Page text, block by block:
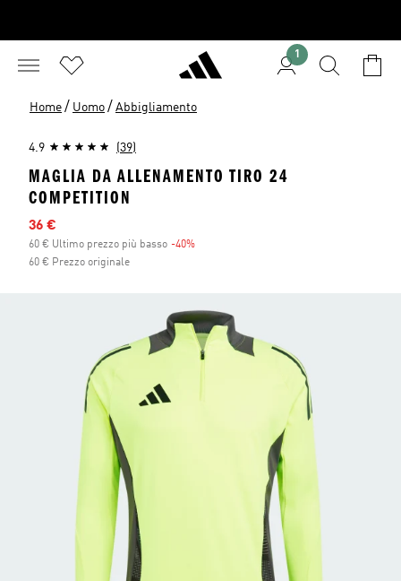
1
Home / Uomo / Abbigliamento
4.9 (39)
MAGLIA DA ALLENAMENTO TIRO 24
COMPETITION
Prezzo scontato
36 €
60 € Ultimo prezzo più basso -40%
60 € Prezzo originale